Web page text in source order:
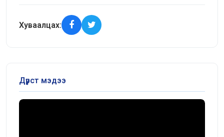
Хуваалцах:
Дүрст мэдээ